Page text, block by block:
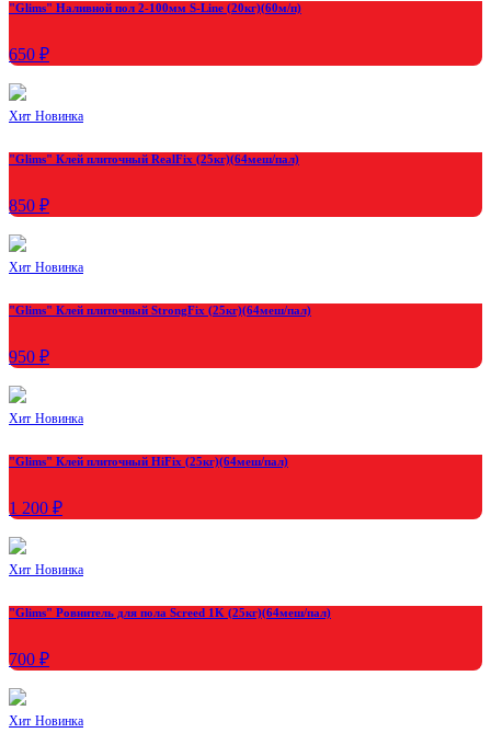
"Glims" Наливной пол 2-100мм S-Line (20кг)(60м/п)
650 ₽
Хит Новинка
"Glims" Клей плиточный RealFix (25кг)(64меш/пал)
850 ₽
Хит Новинка
"Glims" Клей плиточный StrongFix (25кг)(64меш/пал)
950 ₽
Хит Новинка
"Glims" Клей плиточный HiFix (25кг)(64меш/пал)
1 200 ₽
Хит Новинка
"Glims" Ровнитель для пола Screed 1K (25кг)(64меш/пал)
700 ₽
Хит Новинка